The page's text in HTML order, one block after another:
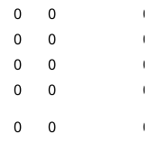
0 0
0
0 0
0
0 0
0
0 0
0
0 0
0